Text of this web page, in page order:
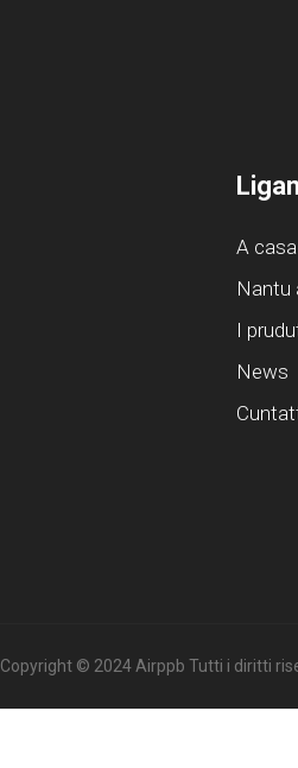
A casa
Nantu
I
News
Copyright © 2024 Airppb Tutti i diritti